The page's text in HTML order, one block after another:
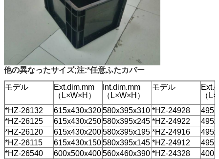
他の異なったサイズ;注:*任意ふたカバー
モデル
Ext.dim.mm
（L×W×H）
Int.dim.mm
（L×W×H）
モデル
（
*HZ-26132
615x430x320580x395x310 *HZ-24928
*HZ-26125
615x430x250580x395x245 *HZ-24922
*HZ-26120
615x430x200580x395x195 *HZ-24916
*HZ-26115
615x430x150580x395x145 *HZ-24912
*HZ-26540
600x500x400560x460x390 *HZ-24328